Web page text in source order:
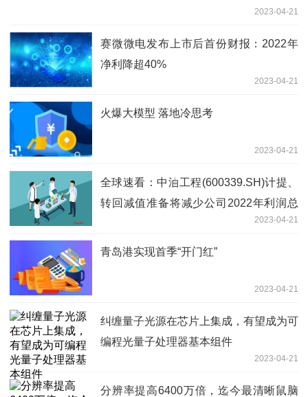
2023-04-21
赛微微电发布上市后首份财报：2022年
净利降超40%
2023-04-21
火爆大模型 落地冷思考
2023-04-21
全球速看：中油工程(600339.SH)计提、
转回减值准备将减少公司2022年利润总
2023-04-21
青岛港实现首季“开门红”
2023-04-21
纠缠量子光源在芯片上集成，有望成为可
编程光量子处理器基本组件
2023-04-21
分辨率提高6400万倍，迄今最清晰鼠脑